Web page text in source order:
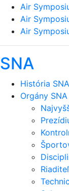
Air
Air
Air
SNA
História SNA
Orgány SNA